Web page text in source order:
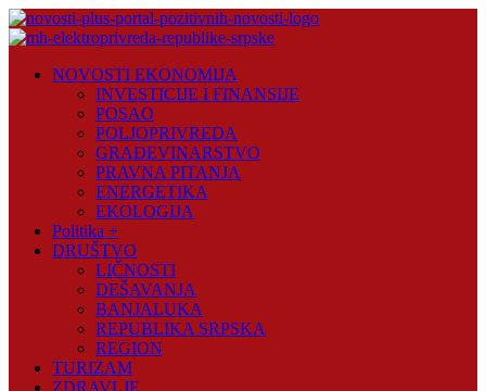
Skip
to
Plus
NOVOSTI EKONOMIJA
INVESTICIJE I FINANSIJE
POSAO
POLJOPRIVREDA
GRAĐEVINARSTVO
PRAVNA PITANJA
ENERGETIKA
EKOLOGIJA
Politika +
DRUŠTVO
LIČNOSTI
DEŠAVANJA
BANJALUKA
REPUBLIKA SRPSKA
REGION
TURIZAM
ZDRAVLJE